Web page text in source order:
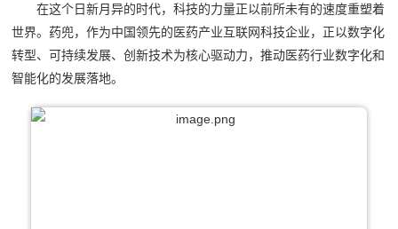
在这个日新月异的时代，科技的力量正以前所未有的速度重塑着
世界。药兜，作为中国领先的医药产业互联网科技企业，正以数字化
转型、可持续发展、创新技术为核心驱动力，推动医药行业数字化和
智能化的发展落地。